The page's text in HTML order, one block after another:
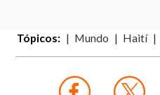
Tópicos: Mundo Haití